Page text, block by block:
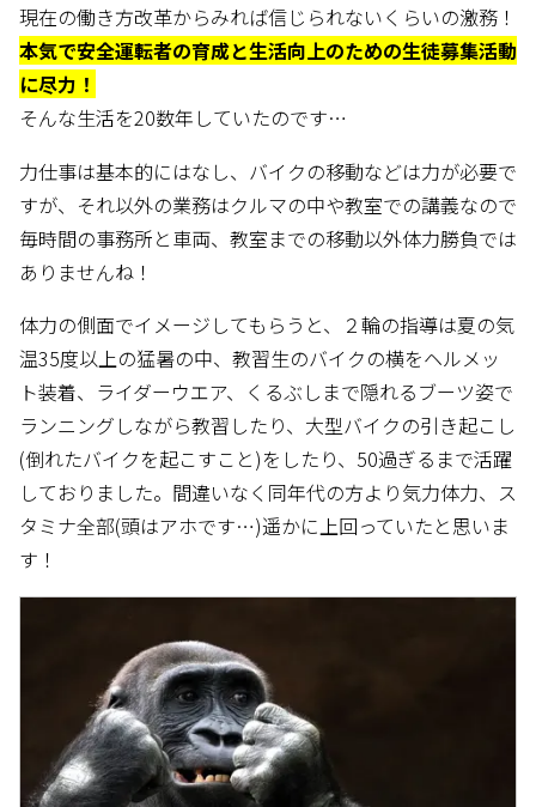
現在の働き方改革からみれば信じられないくらいの激務！
本気で安全運転者の育成と生活向上のための生徒募集活動
に尽力！
そんな生活を20数年していたのです…
力仕事は基本的にはなし、バイクの移動などは力が必要で
すが、それ以外の業務はクルマの中や教室での講義なので
毎時間の事務所と車両、教室までの移動以外体力勝負では
ありませんね！
体力の側面でイメージしてもらうと、２輪の指導は夏の気
温35度以上の猛暑の中、教習生のバイクの横をヘルメッ
ト装着、ライダーウエア、くるぶしまで隠れるブーツ姿で
ランニングしながら教習したり、大型バイクの引き起こし
(倒れたバイクを起こすこと)をしたり、50過ぎるまで活躍
しておりました。間違いなく同年代の方より気力体力、ス
タミナ全部(頭はアホです…)遥かに上回っていたと思いま
す！